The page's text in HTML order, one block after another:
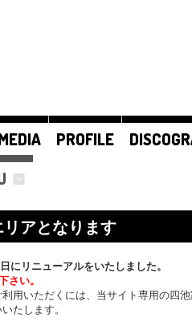
PROFILE
アとなります
にリニューアルをいたしました。
さい。
用いただくには、当サイト専用の四
たします。